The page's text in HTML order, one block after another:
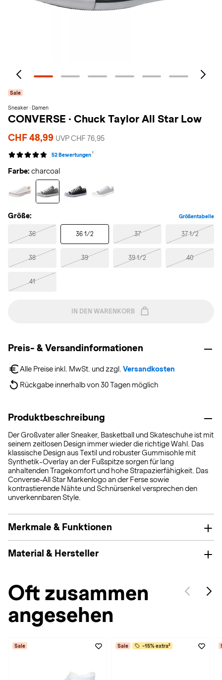
Sale
Sneaker · Damen
CONVERSE · Chuck Taylor All Star Low
CHF 48,99 UVP CHF 76,95
52 Bewertungen 1
Farbe: charcoal
Größe: Größentabelle
36 36 1/2 37 37 1/2
38 39 39 1/2 40
41
IN DEN WARENKORB
Preis- & Versandinformationen
Alle Preise inkl. MwSt. und zzgl. Versandkosten
Rückgabe innerhalb von 30 Tagen möglich
Produktbeschreibung
Der Großvater aller Sneaker, Basketball und Skateschuhe ist mit
seinem zeitlosen Design immer wieder die richtige Wahl. Das
klassische Design aus Textil und robuster Gummisohle mit
Synthetik-Overlay an der Fußspitze sorgen für lang
anhaltenden Tragekomfort und hohe Strapazierfähigkeit. Das
Converse-All Star Markenlogo an der Ferse sowie
kontrastierende Nähte und Schnürsenkel versprechen den
unverkennbaren Style.
Merkmale & Funktionen
Material & Hersteller
Oft zusammen
angesehen
Sale Sale -15% extra²